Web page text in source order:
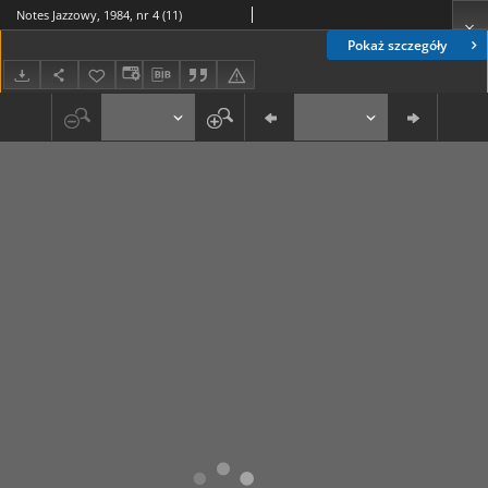
Pokaż szczegóły
Notes Jazzowy, 1984, nr 4 (11)